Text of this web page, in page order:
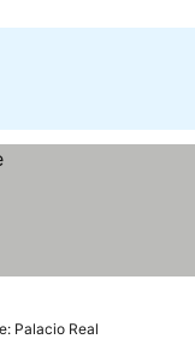
Palacio Real